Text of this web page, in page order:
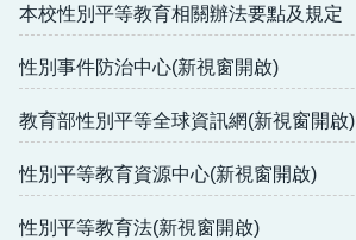
本校性別平等教育相關辦法要點及規定
性別事件防治中心(新視窗開啟)
教育部性別平等全球資訊網(新視窗開啟)
性別平等教育資源中心(新視窗開啟)
性別平等教育法(新視窗開啟)